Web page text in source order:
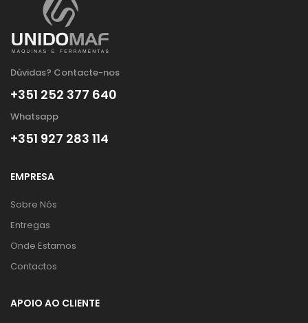
Dúvidas? Contacte-nos
+351 252 377 640
Whatsapp
+351 927 283 114
EMPRESA
Sobre Nós
Entregas
Onde Estamos
Contactos
APOIO AO CLIENTE